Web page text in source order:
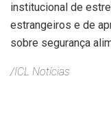
institucional de
estrangeiros e de
sobre segurança
/ICL Notícias